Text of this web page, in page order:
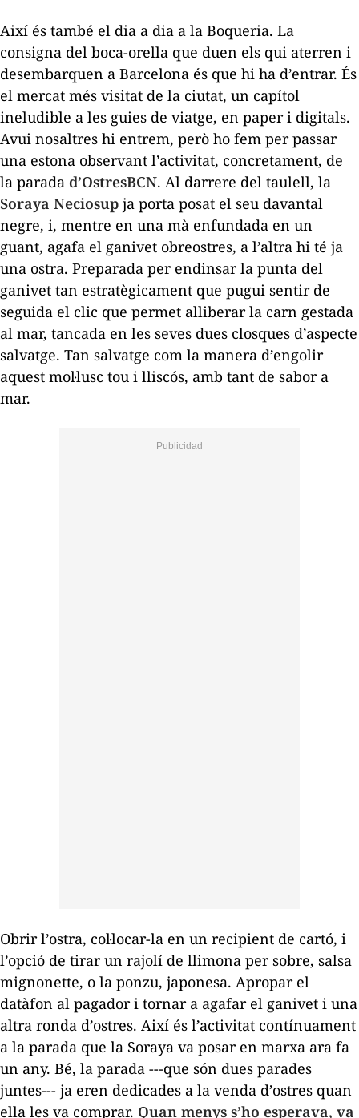
Així és també el dia a dia a la Boqueria. La
consigna del boca-orella que duen els qui aterren i
desembarquen a Barcelona és que hi ha d’entrar. És
el mercat més visitat de la ciutat, un capítol
ineludible a les guies de viatge, en paper i digitals.
Avui nosaltres hi entrem, però ho fem per passar
una estona observant l’activitat, concretament, de
la parada d’OstresBCN. Al darrere del taulell, la
Soraya Neciosup ja porta posat el seu davantal
negre, i, mentre en una mà enfundada en un
guant, agafa el ganivet obreostres, a l’altra hi té ja
una ostra. Preparada per endinsar la punta del
ganivet tan estratègicament que pugui sentir de
seguida el clic que permet alliberar la carn gestada
al mar, tancada en les seves dues closques d’aspecte
salvatge. Tan salvatge com la manera d’engolir
aquest mol·lusc tou i lliscós, amb tant de sabor a
mar.
Obrir l’ostra, col·locar-la en un recipient de cartó, i
l’opció de tirar un rajolí de llimona per sobre, salsa
mignonette, o la ponzu, japonesa. Apropar el
datàfon al pagador i tornar a agafar el ganivet i una
altra ronda d’ostres. Així és l’activitat contínuament
a la parada que la Soraya va posar en marxa ara fa
un any. Bé, la parada ---que són dues parades
juntes--- ja eren dedicades a la venda d’ostres quan
ella les va comprar. Quan menys s’ho esperava, va